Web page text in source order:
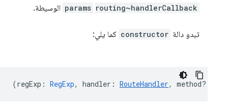
routing~handlerCallback
params الوسيطة.
تبدو دالة constructor كما يلي:
(regExp : RegExp, handler : RouteHandler, method?